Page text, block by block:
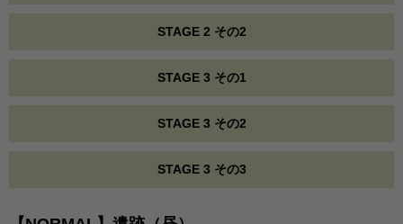
STAGE 2 その2
STAGE 3 その1
STAGE 3 その2
STAGE 3 その3